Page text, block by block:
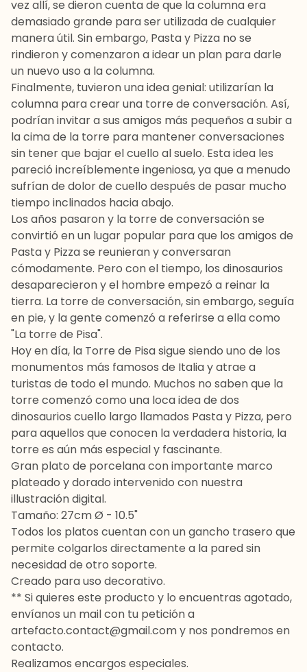
vez allí, se dieron cuenta de que la columna era
demasiado grande para ser utilizada de cualquier
manera útil. Sin embargo, Pasta y Pizza no se
rindieron y comenzaron a idear un plan para darle
un nuevo uso a la columna.
Finalmente, tuvieron una idea genial: utilizarían la
columna para crear una torre de conversación. Así,
podrían invitar a sus amigos más pequeños a subir a
la cima de la torre para mantener conversaciones
sin tener que bajar el cuello al suelo. Esta idea les
pareció increíblemente ingeniosa, ya que a menudo
sufrían de dolor de cuello después de pasar mucho
tiempo inclinados hacia abajo.
Los años pasaron y la torre de conversación se
convirtió en un lugar popular para que los amigos de
Pasta y Pizza se reunieran y conversaran
cómodamente. Pero con el tiempo, los dinosaurios
desaparecieron y el hombre empezó a reinar la
tierra. La torre de conversación, sin embargo, seguía
en pie, y la gente comenzó a referirse a ella como
"La torre de Pisa".
Hoy en día, la Torre de Pisa sigue siendo uno de los
monumentos más famosos de Italia y atrae a
turistas de todo el mundo. Muchos no saben que la
torre comenzó como una loca idea de dos
dinosaurios cuello largo llamados Pasta y Pizza, pero
para aquellos que conocen la verdadera historia, la
torre es aún más especial y fascinante.
Gran plato de porcelana con importante marco
plateado y dorado intervenido con nuestra
illustración digital.
Tamaño: 27cm Ø - 10.5"
Todos los platos cuentan con un gancho trasero que
permite colgarlos directamente a la pared sin
necesidad de otro soporte.
Creado para uso decorativo.
** Si quieres este producto y lo encuentras agotado,
envíanos un mail con tu petición a
artefacto.contact@gmail.comy nos pondremos en
contacto.
Realizamos encargos especiales.